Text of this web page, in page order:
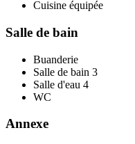
Cuisine équipée
Salle de bain
Buanderie
Salle de bain 3
Salle d'eau 4
WC
Annexe